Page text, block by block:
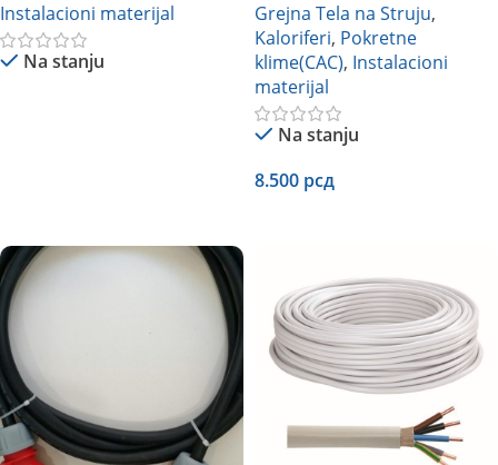
Instalacioni materijal
Na stanju
H05VV-F
Grejna Tela na Struju,
Kaloriferi, Pokretne
klime(CAC), Instalacioni
materijal
Na stanju
8.500 рсд